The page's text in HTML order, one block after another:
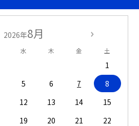
2026年8月
水 木 金 土
1
5 6 7
8
12 13 14
15
19 20 21
22